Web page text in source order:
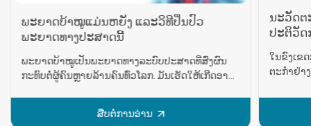
ພະຍາດບ້າໝູແມ່ນຫຍັງ ແລະວິທີປິ່ນປົວ
ພະຍາດທາງປະສາດນີ້
ພະຍາດບ້າໝູເປັນພະຍາດທາງລະບົບປະສາດທີ່ສົ່ງຜົນ
ກະທົບຕໍ່ຜູ້ຄົນຫຼາຍລ້ານຄົນທົ່ວໂລກ. ມັນເຮັດໃຫ້ເກີດອາ
ບ່ອນໃດກໍໄດ້ຕັ້ງແຕ່ສອງສາມວິນາທີຫາຫຼາຍນາທີ ແລະ
ສືບຕໍ່ການອ່ານ
ປະຕິວັ
ທາງດ້າ
ໃນຂົງເຂ
ຂະຫຍາຍ
ຄວາມກ້າ